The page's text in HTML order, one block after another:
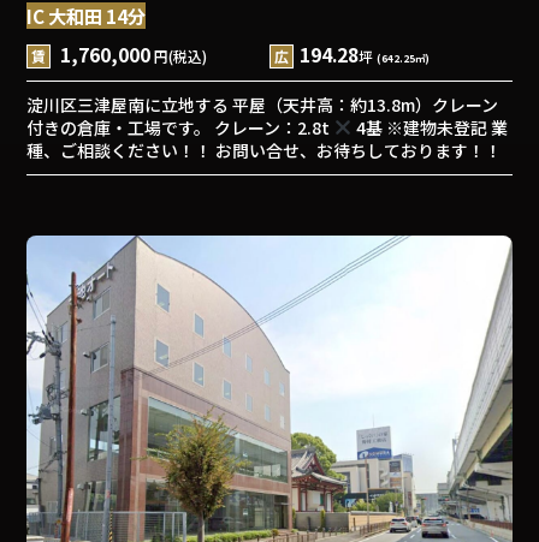
IC 大和田 14分
賃 1,760,000円(税込) 広 194.28坪 (642.25㎡)
淀川区三津屋南に立地する 平屋（天井高：約13.8m）クレーン
付きの倉庫・工場です。 クレーン：2.8t
4基 ※建物未登記 業
種、ご相談ください！！ お問い合せ、お待ちしております！！